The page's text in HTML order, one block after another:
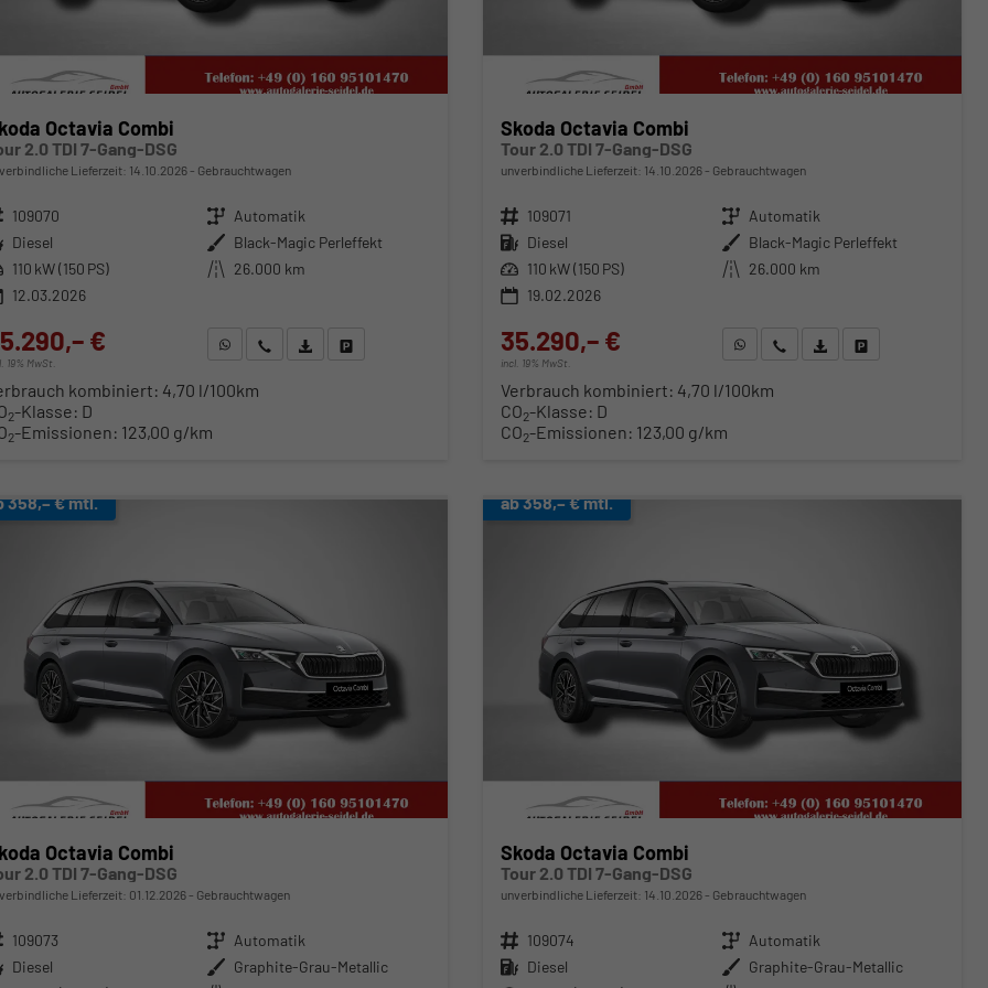
Octavia Combi
2.0 TDI 7-Gang-DSG
Lieferzeit: 14.10.2026 Gebrauchtwagen
109070 Getriebe Automatik
Diesel Außenfarbe Black-Magic Perleffekt
110 kW (150 PS) Kilometerstand 26.000 km
12.03.2026
€
19% MwSt.
WhatsApp anfragen
Wir rufen Sie anFahrzeugexposé (PDF)
kombiniert: 4,70 l/100km
2-Klasse: D
2-Emissionen: 123,00 g/km
Skoda Octavia Combi
Tour 2.0 TDI 7-Gang-DSG
unverbindliche Lieferzeit: 14.10.2026 Gebrauchtwagen
Fahrzeugnr. 109071 Getriebe Automatik
Kraftstoff Diesel Außenfarbe Black-Magic Perleffekt
Leistung 110 kW (150 PS) Kilometerstand 26.000 km
19.02.2026
35.290,– €
incl. 19% MwSt.
WhatsApp anfragen
Wir rufen Sie anFahrzeugexposé (PDF)
Fahrzeug parken
Verbrauch kombiniert: 4,70 l/100km
CO2-Klasse: D
CO2-Emissionen: 123,00 g/km
358,– € mtl.
Octavia Combi
2.0 TDI 7-Gang-DSG
Lieferzeit: 01.12.2026 Gebrauchtwagen
109073 Getriebe Automatik
Diesel Außenfarbe Graphite-Grau-Metallic
ab 358,– € mtl.
Skoda Octavia Combi
Tour 2.0 TDI 7-Gang-DSG
unverbindliche Lieferzeit: 14.10.2026 Gebrauchtwagen
Fahrzeugnr. 109074 Getriebe Automatik
Kraftstoff Diesel Außenfarbe Graphite-Grau-Metallic